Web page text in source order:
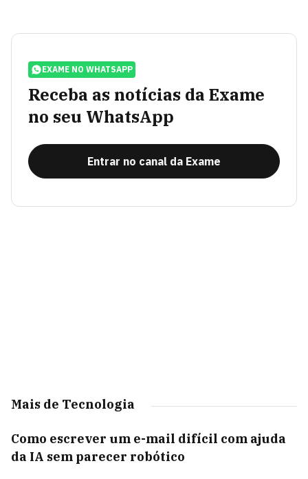
EXAME NO WHATSAPP
Receba as notícias da Exame
no seu WhatsApp
Entrar no canal da Exame
Mais de Tecnologia
Como escrever um e-mail difícil com ajuda
da IA sem parecer robótico